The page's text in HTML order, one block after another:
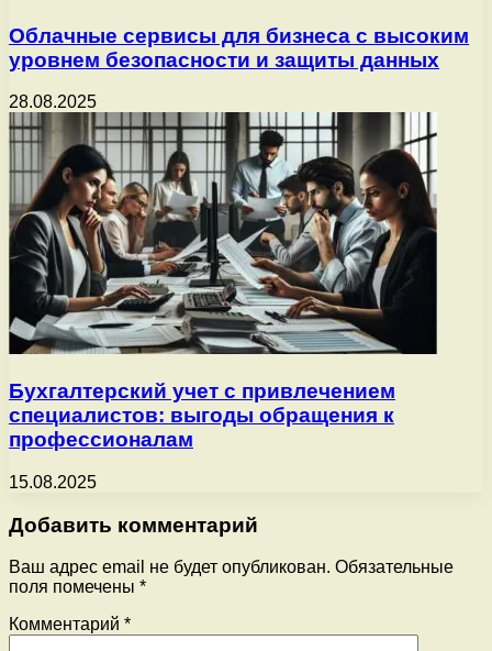
Облачные сервисы для бизнеса с высоким
уровнем безопасности и защиты данных
28.08.2025
Бухгалтерский учет с привлечением
специалистов: выгоды обращения к
профессионалам
15.08.2025
Добавить комментарий
Ваш адрес email не будет опубликован. Обязательные
поля помечены *
Комментарий *